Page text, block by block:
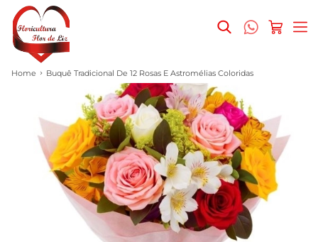
Home Buquê Tradicional De 12 Rosas E Astromélias Coloridas